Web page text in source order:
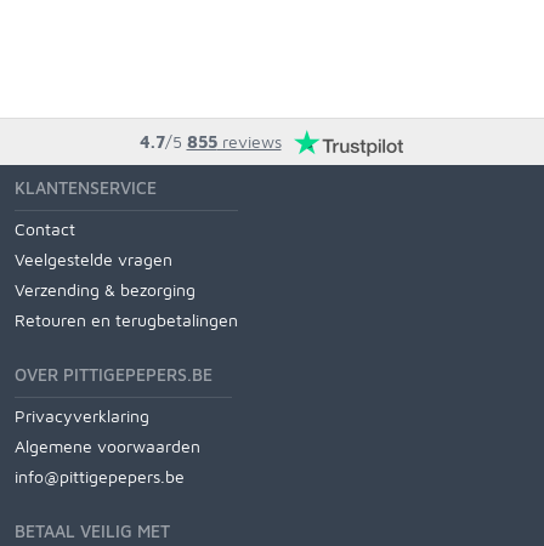
4.7/5 855reviews
KLANTENSERVICE
Contact
Veelgestelde vragen
Verzending & bezorging
Retouren en terugbetalingen
OVER PITTIGEPEPERS.BE
Privacyverklaring
Algemene voorwaarden
info@pittigepepers.be
BETAAL VEILIG MET